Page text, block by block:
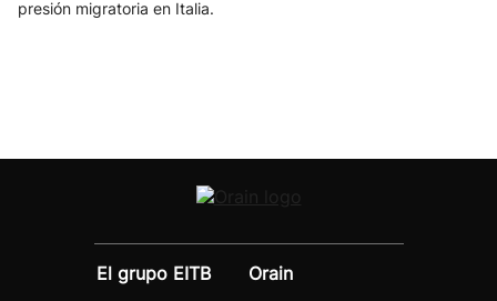
presión migratoria en Italia.
El grupo EITB
Orain